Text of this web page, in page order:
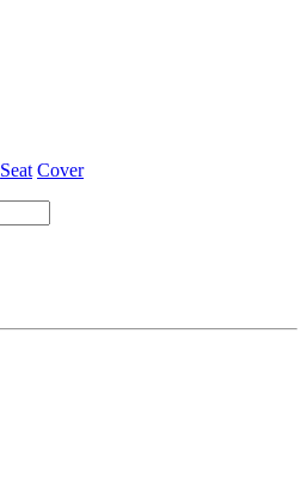
Seat Cover